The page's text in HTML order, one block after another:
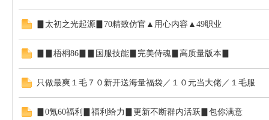
▊太初之光起源▊70精致仿官▲用心内容▲49职业
▊▊梧桐86▊▊国服技能▊完美侍魂▊高质量版本▊
只做最爽１毛７０新开送海量福袋／１０元当大佬／１毛服
▊0氪60福利▊福利给力▊更新不断群内活跃▊包你满意